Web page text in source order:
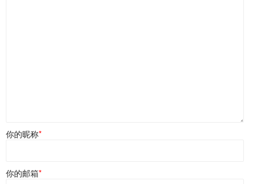
你的昵称*
你的邮箱*